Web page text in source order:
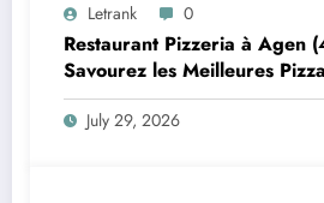
Letrank 0
Restaurant Pizzeria à Agen
Savourez les Meilleures
chez Trattoria Pasta Pizza
July 29, 2026